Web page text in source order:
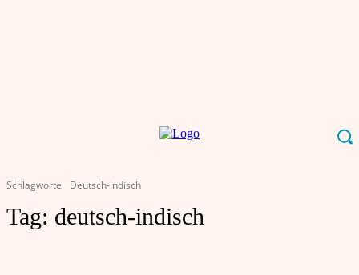
Schlagworte Deutsch-indisch
Tag: deutsch-indisch